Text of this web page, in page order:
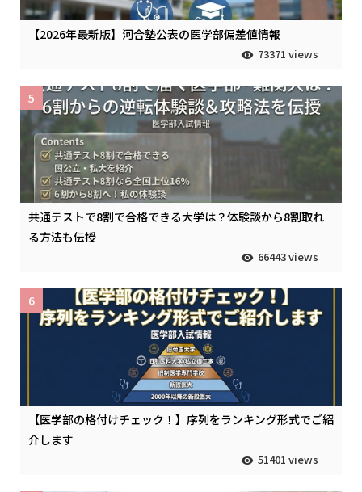
【2026年最新版】河合塾公表の医学部偏差値情報
73371 views
共通テストで8割で合格できる大学は？体験談から8割取れ
る方法も伝授
66443 views
5
【医学部の格付けチェック！】序列をランキング形式でご紹
介します
51401 views
6